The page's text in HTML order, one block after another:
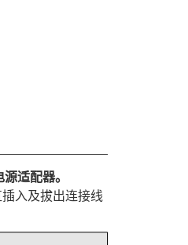
源适配器。
入及拔出连接线